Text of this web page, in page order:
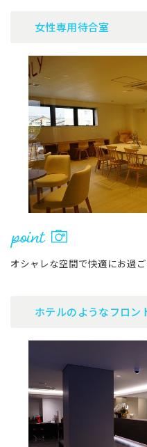
女性専用待合室
オシャレな空間で快適にお過ご
ホテルのようなフロン